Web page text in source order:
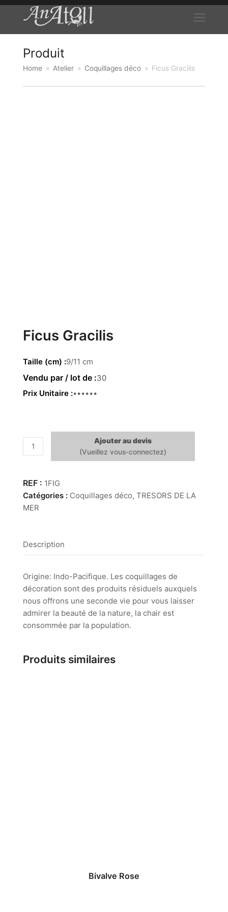
Produit
Home » Atelier » Coquillages déco » Ficus Gracilis
Ficus Gracilis
Taille (cm) 9/11 cm
30
Prix Unitaire 1.09 €
quantité
de
Gracilis
Ajouter au devis
1FIG
Catégories : Coquillages déco, TRESORS DE LA
MER
Description
Origine: Indo-Pacifique. Les coquillages de
décoration sont des produits résiduels auxquels
nous offrons une seconde vie pour vous laisser
admirer la beauté de la nature, la chair est
consommée par la population.
Produits similaires
Bivalve Rose